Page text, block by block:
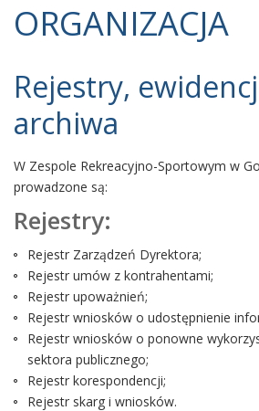
ORGANIZACJA
Rejestry,
archiwa
W Zespole Rekreacyjno-Sportowym w
prowadzone są:
Rejestry:
Rejestr Zarządzeń Dyrektora;
Rejestr umów z kontrahentami;
Rejestr upoważnień;
Rejestr wniosków o udostępnienie
Rejestr wniosków o ponowne
sektora publicznego;
Rejestr korespondencji;
Rejestr skarg i wniosków.